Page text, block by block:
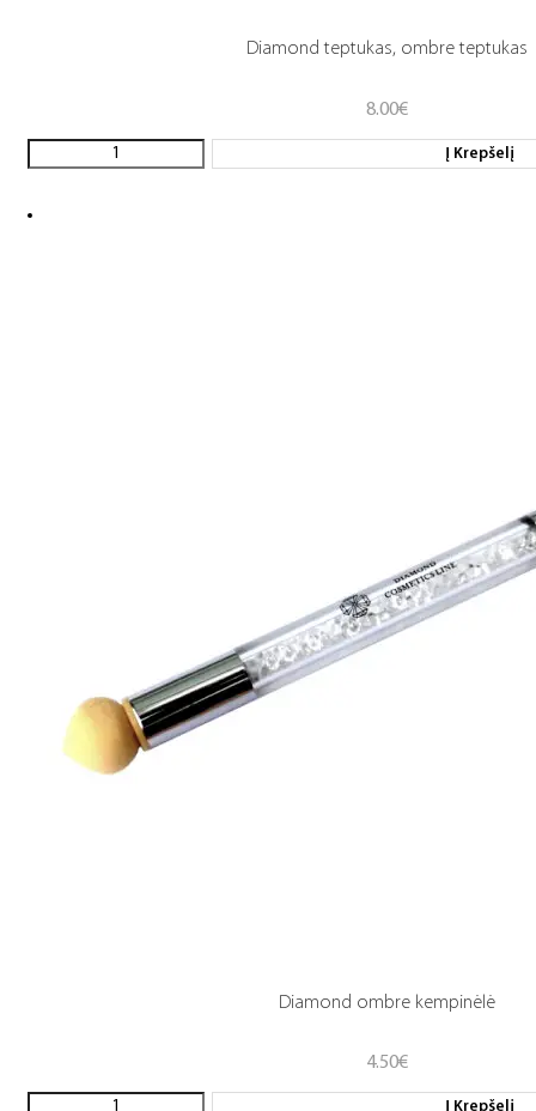
Diamond teptukas, ombre teptukas
8.00€
Į Krepšelį
Diamond ombre kempinėlė
4.50€
Į Krepšelį